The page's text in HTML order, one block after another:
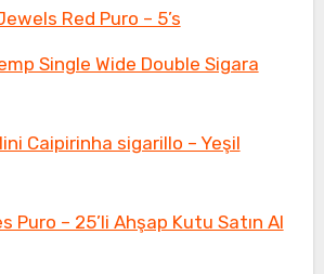
Red Puro – 5’s
Single Wide Double Sigara
Caipirinha sigarillo – Yeşil
Puro – 25’li Ahşap Kutu Satın Al